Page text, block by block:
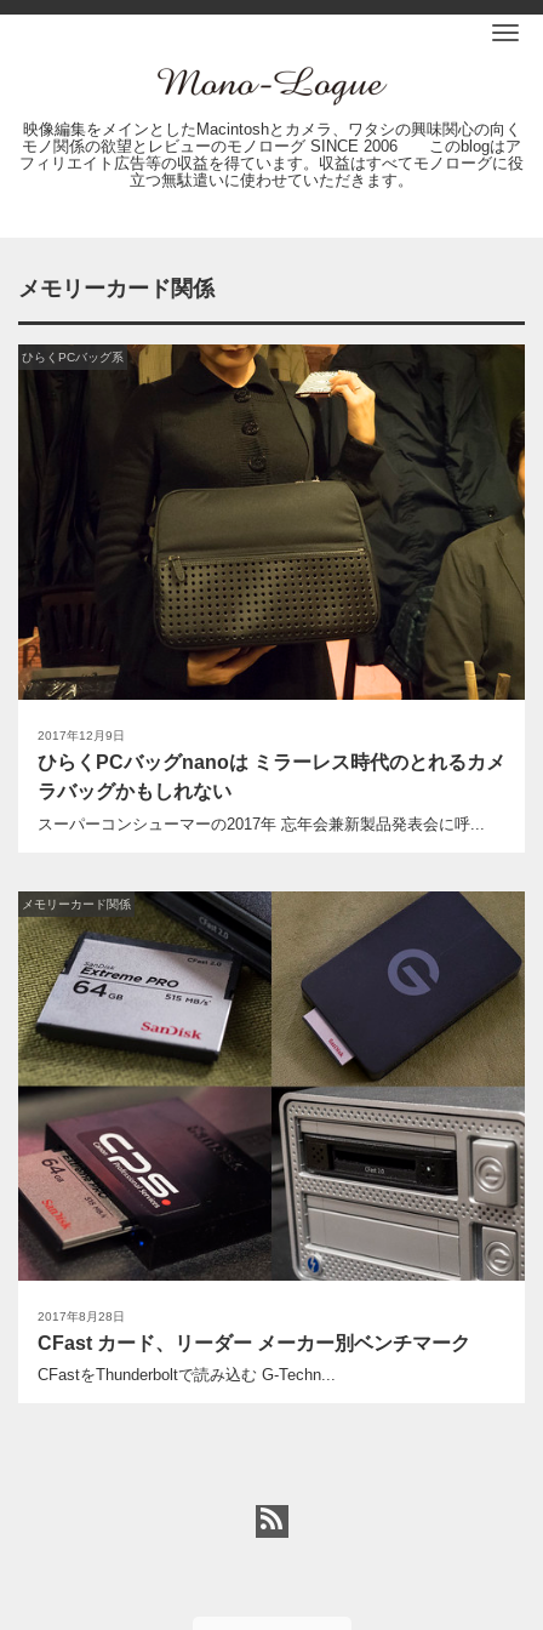
映像編集をメインとしたMacintoshとカメラ、ワタシの興味関心の向く
モノ関係の欲望とレビューのモノローグ SINCE 2006 このblogはア
フィリエイト広告等の収益を得ています。収益はすべてモノローグに役
立つ無駄遣いに使わせていただきます。
メモリーカード関係
2017年12月9日
ひらくPCバッグ系
ひらくPCバッグnanoは ミラーレス時代のとれるカメ
ラバッグかもしれない
スーパーコンシューマーの2017年 忘年会兼新製品発表会に呼...
2017年8月28日
メモリーカード関係
CFast カード、リーダー メーカー別ベンチマーク
CFastをThunderboltで読み込む G-Techn...